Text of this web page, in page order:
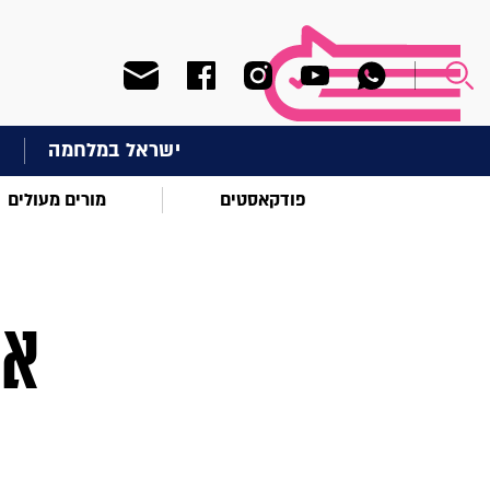
ישראל במלחמה
פודקאסטים מורים מעולים